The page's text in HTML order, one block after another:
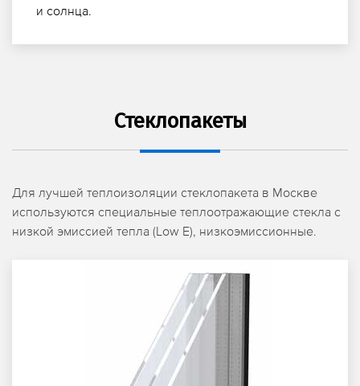
и солнца.
Стеклопакеты
Для лучшей теплоизоляции стеклопакета в Москве
используются специальные теплоотражающие стекла с
низкой эмиссией тепла (Low E), низкоэмиссионные.